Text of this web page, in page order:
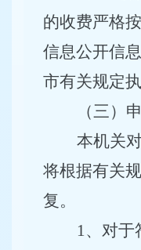
的收费严格
信息公开信
市有关规定执
（三）
本机关
将根据有关
复。
1、对于